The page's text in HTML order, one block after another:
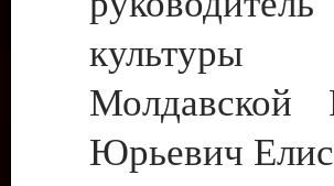
культуры
Молдавской
Юрьевич